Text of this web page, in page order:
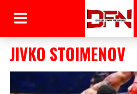
JIVKO STOIMENOV